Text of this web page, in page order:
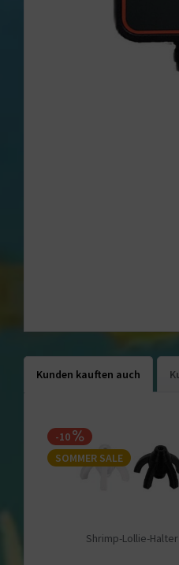
Kunden kauften auch
-10
SOMMER SALE
Shrimp-Lollie-Halter